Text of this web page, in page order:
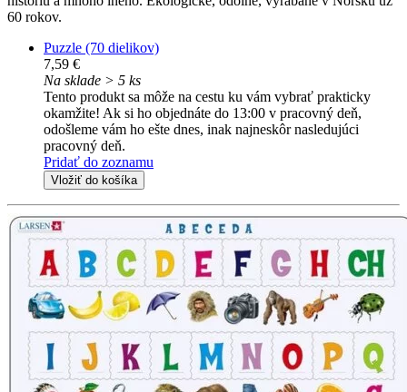
60 rokov.
Puzzle (70 dielikov)
7,59 €
Na sklade > 5 ks
Tento produkt sa môže na cestu ku vám vybrať prakticky
okamžite! Ak si ho objednáte do 13:00 v pracovný deň,
odošleme vám ho ešte dnes, inak najneskôr nasledujúci
pracovný deň.
Pridať do zoznamu
Vložiť do košíka